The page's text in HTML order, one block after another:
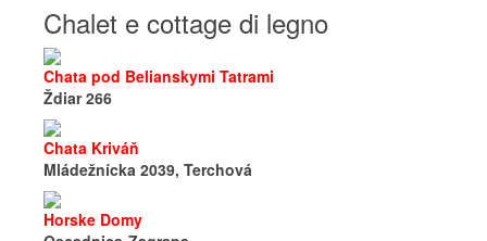
Chalet e cottage di legno
Chata pod Belianskymi Tatrami
Ždiar 266
Chata Kriváň
Mládežnícka 2039, Terchová
Horske Domy